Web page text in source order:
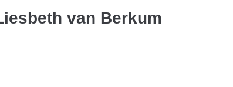
van Berkum